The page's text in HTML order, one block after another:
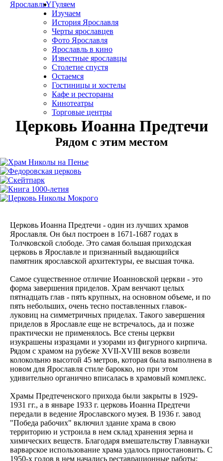
ЯрославльYГуляем
Изучаем
История Ярославля
Черты ярославцев
Фото Ярославля
Ярославль в кино
Известные ярославцы
Столетие спустя
Остаемся
Гостиницы и хостелы
Кафе и рестораны
Кинотеатры
Торговые центры
Церковь Иоанна Предтечи
Рядом с этим местом
Церковь Иоанна Предтечи - один из лучших храмов
Ярославля. Он был построен в 1671-1687 годах в
Толчковской слободе. Это самая большая приходская
церковь в Ярославле и признанный выдающийся
памятник ярославской архитектуры, ее высшая точка.
Самое существенное отличие Иоанновской церкви - это
форма завершения приделов. Храм венчают целых
пятнадцать глав - пять крупных, на основном объеме, и по
пять небольших, очень тесно поставленных главок-
луковиц на симметричных приделах. Такого завершения
приделов в Ярославле еще не встречалось, да и позже
практически не применялось. Все стены церкви
изукрашены изразцами и узорами из фигурного кирпича.
Рядом с храмом на рубеже XVII-XVIII веков возвели
колокольню высотой 45 метров, которая была выполнена в
новом для Ярославля стиле барокко, но при этом
удивительно органично вписалась в храмовый комплекс.
Храмы Предтеченского прихода были закрыты в 1929-
1931 гг., а в январе 1933 г. церковь Иоанна Предтечи
передали в ведение Ярославского музея. В 1936 г. завод
"Победа рабочих" включил здание храма в свою
территорию и устроила в нем склад хранения зерна и
химических веществ. Благодаря вмешательству Главнауки
варварское использование храма удалось приостановить. С
1950-х годов в нем начались реставрационные работы;